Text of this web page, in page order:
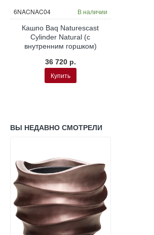
6NACNAC04 В наличии
Кашпо Baq Naturescast
Cylinder Natural (с
внутренним горшком)
36 720 р.
Купить
ВЫ НЕДАВНО СМОТРЕЛИ